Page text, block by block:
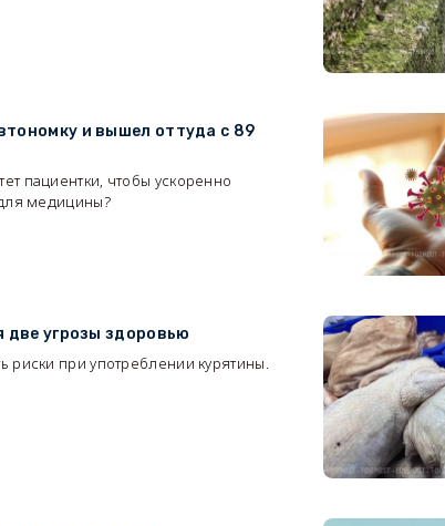
и вышел оттуда с 89
пациентки, чтобы ускоренно
медицины?
две угрозы здоровью
риски при употреблении курятины.